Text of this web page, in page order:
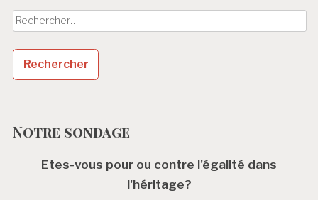
Rechercher :
Notre sondage
Etes-vous pour ou contre l'égalité dans
l'héritage?